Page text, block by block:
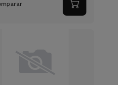
Adicionar
ao